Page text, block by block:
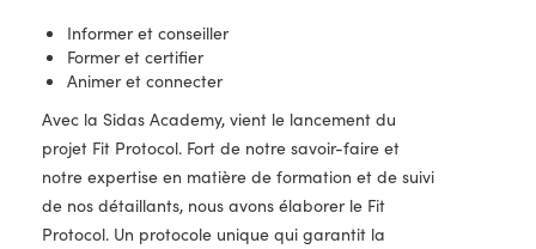
Informer et conseiller
Former et certifier
Animer et connecter
Avec la Sidas Academy, vient le lancement du
projet Fit Protocol. Fort de notre savoir-faire et
notre expertise en matière de formation et de suivi
de nos détaillants, nous avons élaborer le Fit
Protocol. Un protocole unique qui garantit la